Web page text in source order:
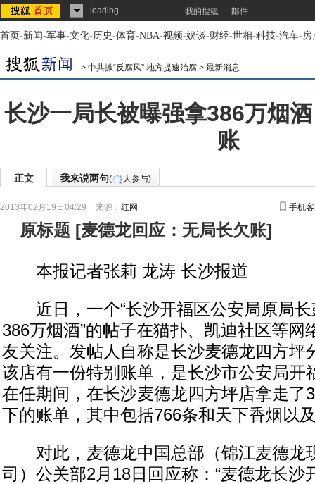
loading... 我的搜狐 邮件
首页-新闻-军事-文化-历史-体育-NBA-视频-娱谈-财经-世相-科技-汽车-房
> 中共掀“反腐风” 地方提速治腐 > 最新消息
长沙一局长被曝强拿386万烟
账
正文 我来说两句( 人参与)
2013年02月19日04:29 来源： 红网 手机
原标题 [麦德龙回应：无局长欠账]
本报记者张莉 龙涛 长沙报道
近日，一个“长沙开福区公安局原局长
386万烟酒”的帖子在猫扑、凯迪社区等网
友关注。发帖人自称是长沙麦德龙四方坪
该店有一份特别账单，是长沙市公安局开
在任期间，在长沙麦德龙四方坪店拿走了
下的账单，其中包括766条和天下香烟以
对此，麦德龙中国总部（锦江麦德龙
司）公关部2月18日回应称：“麦德龙长沙